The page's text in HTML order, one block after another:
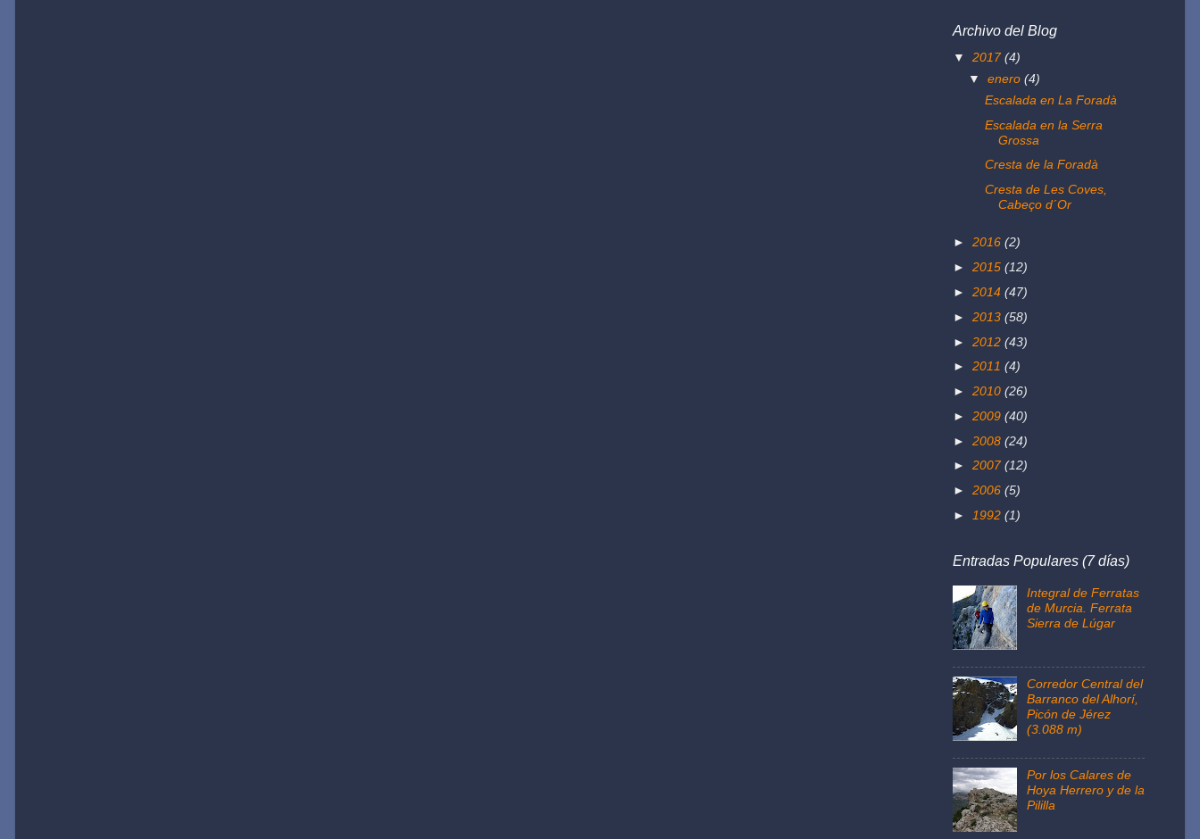
Archivo del Blog
▼ 2017(4)
▼enero(4)
Escalada en La Foradà
Escalada en la Serra
Grossa
Cresta de la Foradà
Cresta de Les Coves,
Cabeço d´Or
► 2016 (2)
► 2015 (12)
► 2014 (47)
► 2013 (58)
► 2012 (43)
► 2011 (4)
► 2010 (26)
► 2009 (40)
► 2008 (24)
► 2007(12)
► 2006 (5)
►
1992 (1)
Entradas Populares (7 días)
Integral de Ferratas
de Murcia. Ferrata
Sierra de Lúgar
Corredor Central del
Barranco del Alhorí,
Picón de Jérez
(3.088 m)
Por los Calares de
Hoya Herrero y de la
Pililla